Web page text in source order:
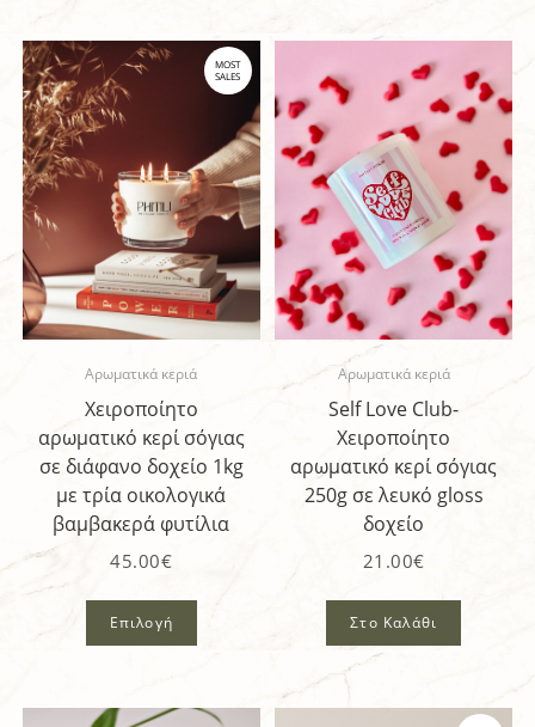
MOST
SALES
Aρωματικά κεριά
Χειροποίητο
αρωματικό κερί σόγιας
σε διάφανο δοχείο 1kg
με τρία οικολογικά
βαμβακερά φυτίλια
45.00€
Επιλογή
Aρωματικά κεριά
Self Love Club-
Χειροποίητο
αρωματικό κερί σόγιας
250g σε λευκό gloss
δοχείο
21.00€
Στο Καλάθι